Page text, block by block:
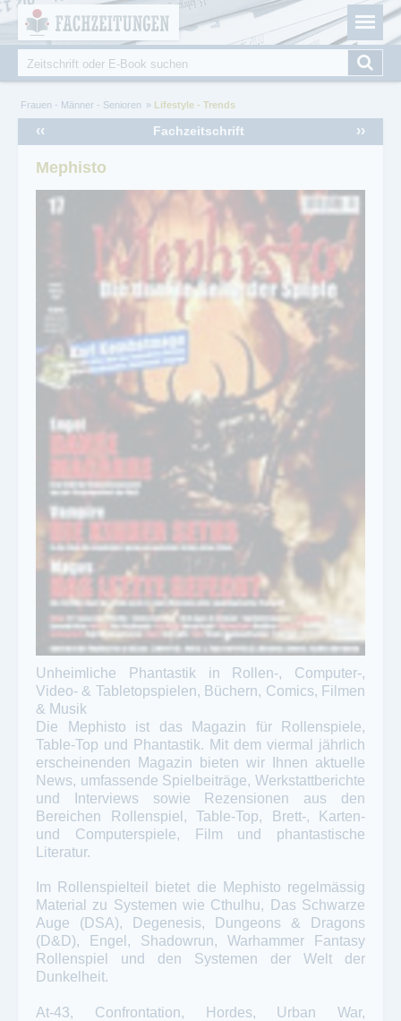
Fachzeitungen.de - Das unabhängige Portal für
Fachmagazine Fachpublikationen & eBooks
Suche
Sie sind hier
Frauen - Männer - Senioren Lifestyle - Trends
Fachzeitschrift
‹‹ ››
Mephisto
Unheimliche Phantastik in Rollen-, Computer-,
Video- & Tabletopspielen, Büchern, Comics, Filmen
& Musik
Die Mephisto ist das Magazin für Rollenspiele,
Table-Top und Phantastik. Mit dem viermal jährlich
erscheinenden Magazin bieten wir Ihnen aktuelle
News, umfassende Spielbeiträge, Werkstattberichte
und Interviews sowie Rezensionen aus den
Bereichen Rollenspiel, Table-Top, Brett-, Karten-
und Computerspiele, Film und phantastische
Literatur.
Im Rollenspielteil bietet die Mephisto regelmässig
Material zu Systemen wie Cthulhu, Das Schwarze
Auge (DSA), Degenesis, Dungeons & Dragons
(D&D), Engel, Shadowrun, Warhammer Fantasy
Rollenspiel und den Systemen der Welt der
Dunkelheit.
At-43, Confrontation, Hordes, Urban War,
Cookie-Einstellungen